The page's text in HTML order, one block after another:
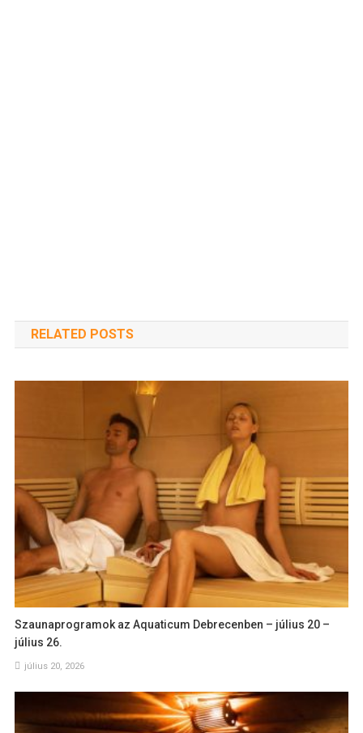
RELATED POSTS
Szaunaprogramok az Aquaticum Debrecenben – július 20 –
július 26.
július 20, 2026